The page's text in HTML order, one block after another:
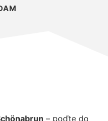
– poďte do